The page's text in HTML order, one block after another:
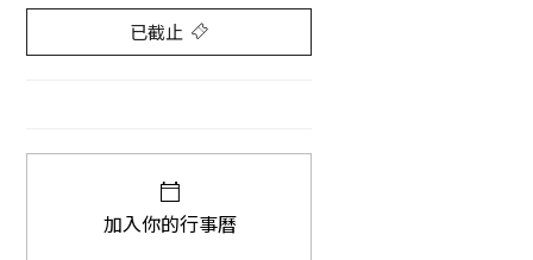
已截止
加入你的行事曆